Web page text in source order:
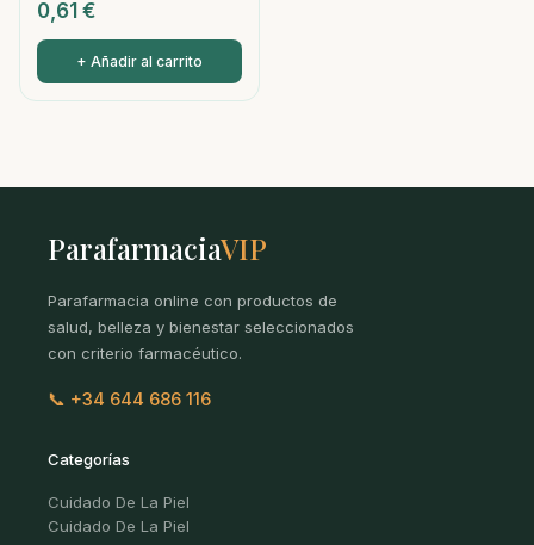
0,61 €
+ Añadir al carrito
ParafarmaciaVIP
Parafarmacia online con productos de
salud, belleza y bienestar seleccionados
con criterio farmacéutico.
📞 +34 644 686 116
Categorías
Cuidado De La Piel
Cuidado De La Piel